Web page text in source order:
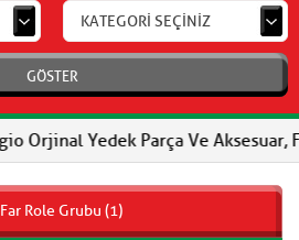
KATEGORİ SEÇİNİZ
GÖSTER
Yedek Parça Ve Aksesuar,
Role Grubu (1)